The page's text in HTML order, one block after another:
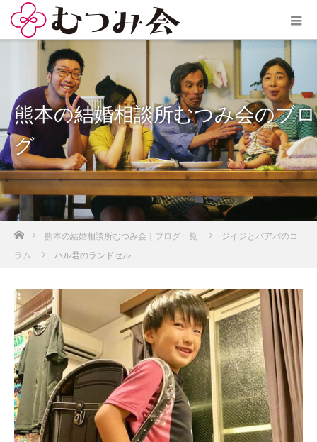
熊本の結婚相談所むつみ会のブロ
グ
ホーム熊本の結婚相談所むつみ会｜ブログ一覧
ジイジとバアバのコ
ラム
ハル君のランドセル